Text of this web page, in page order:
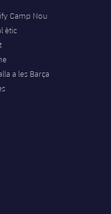
Camp Nou
ètic
a les Barça